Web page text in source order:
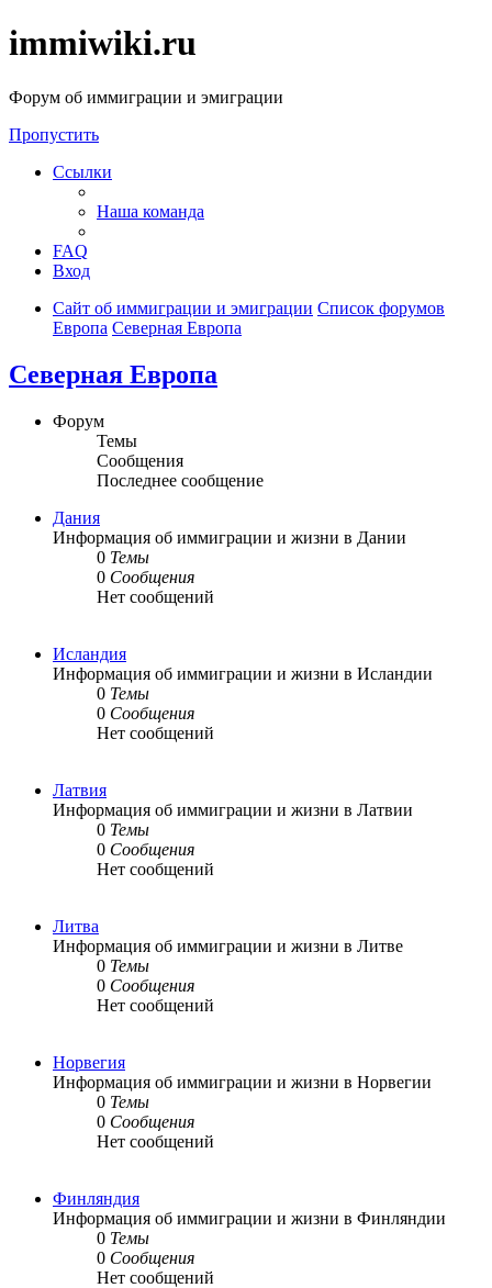
immiwiki.ru
Форум об иммиграции и эмиграции
Пропустить
Ссылки
Наша команда
FAQ
Вход
Сайт об иммиграции и эмиграции Список форумов
Европа Северная Европа
Северная Европа
Форум
Темы
Сообщения
Последнее сообщение
Дания
Информация об иммиграции и жизни в Дании
0 Темы
0 Сообщения
Нет сообщений
Исландия
Информация об иммиграции и жизни в Исландии
0 Темы
0 Сообщения
Нет сообщений
Латвия
Информация об иммиграции и жизни в Латвии
0 Темы
0 Сообщения
Нет сообщений
Литва
Информация об иммиграции и жизни в Литве
0 Темы
0 Сообщения
Нет сообщений
Норвегия
Информация об иммиграции и жизни в Норвегии
0 Темы
0 Сообщения
Нет сообщений
Финляндия
Информация об иммиграции и жизни в Финляндии
0 Темы
0 Сообщения
Нет сообщений